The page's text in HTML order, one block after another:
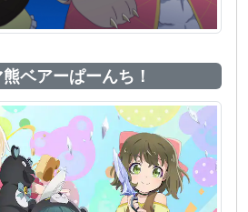
ベアーぱーんち！